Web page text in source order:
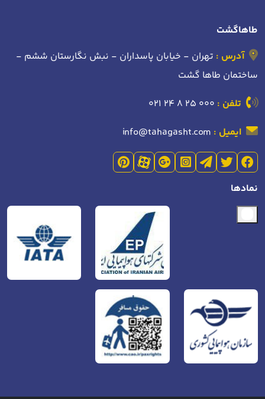
طاهاگشت
آدرس : تهران - خیابان پاسداران - نبش نگارستان ششم -
ساختمان طاها گشت
تلفن : 021 24 8 25 000
ایمیل : info@tahagasht.com
نمادها